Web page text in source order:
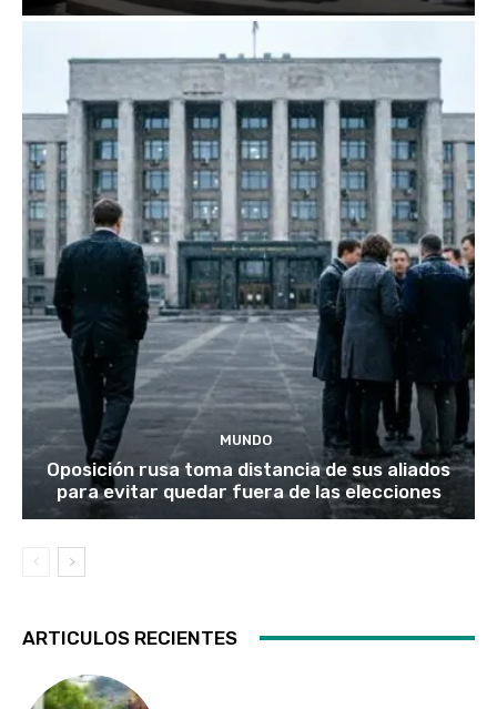
MUNDO
Oposición rusa toma distancia de sus aliados
para evitar quedar fuera de las elecciones
ARTICULOS RECIENTES